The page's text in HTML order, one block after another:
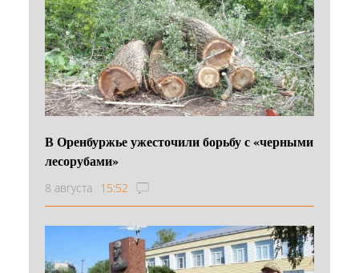
В Оренбуржье ужесточили борьбу с «черными
лесорубами»
8 августа 15:52